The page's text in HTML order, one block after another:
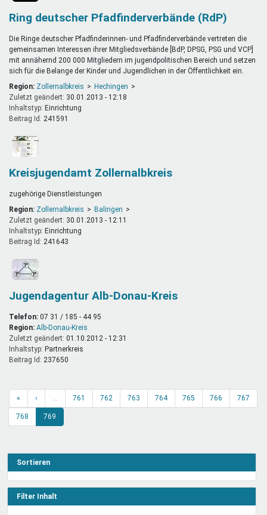
Ring deutscher Pfadfinderverbände (RdP)
Die Ringe deutscher Pfadfinderinnen- und Pfadfinderverbände vertreten die
gemeinsamen Interessen ihrer Mitgliedsverbände [BdP, DPSG, PSG und VCP]
mit annähernd 200 000 Mitgliedern im jugendpolitischen Bereich und setzen
sich für die Belange der Kinder und Jugendlichen in der Öffentlichkeit ein.
Region: Zollernalbkreis
Hechingen
Zuletzt geändert: 30.01.2013 - 12:18
Inhaltstyp:
einrichtung
Beitrag Id: 241591
Kreisjugendamt Zollernalbkreis
zugehörige Dienstleistungen
Region: Zollernalbkreis
Balingen
Zuletzt geändert: 30.01.2013 - 12:11
Inhaltstyp:
einrichtung
Beitrag Id: 241643
Jugendagentur Alb-Donau-Kreis
Telefon: 07 31 / 185 - 44 95
Region: Alb-Donau-Kreis
Zuletzt geändert: 01.10.2012 - 12:31
Inhaltstyp:
partnerkreis
Beitrag Id: 237650
« ‹ 761 762 763 764 765 766 767
768 769
Sortieren
Filter Inhalt